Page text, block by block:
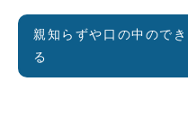
親知らずや口の中ので
る